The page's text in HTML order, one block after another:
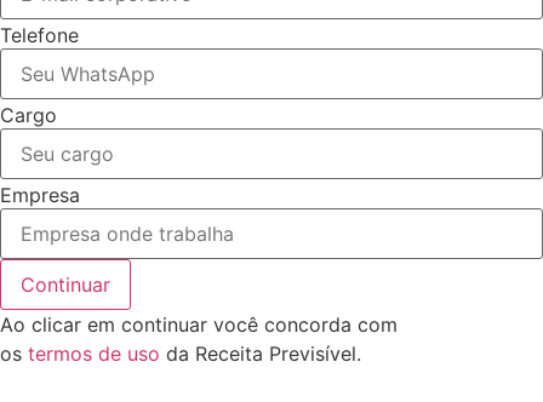
Telefone
Cargo
Empresa
Continuar
Ao clicar em continuar você concorda com
os termos de uso da Receita Previsível.